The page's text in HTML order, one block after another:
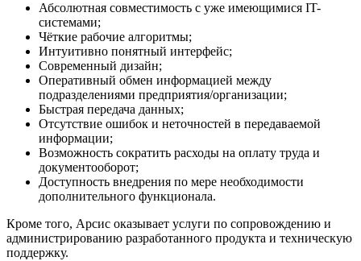
Абсолютная совместимость с уже имеющимися IT-
системами;
Чёткие рабочие алгоритмы;
Интуитивно понятный интерфейс;
Современный дизайн;
Оперативный обмен информацией между
подразделениями предприятия/организации;
Быстрая передача данных;
Отсутствие ошибок и неточностей в передаваемой
информации;
Возможность сократить расходы на оплату труда и
документооборот;
Доступность внедрения по мере необходимости
дополнительного функционала.
Кроме того, Арсис оказывает услуги по сопровождению и
администрированию разработанного продукта и техническую
поддержку.